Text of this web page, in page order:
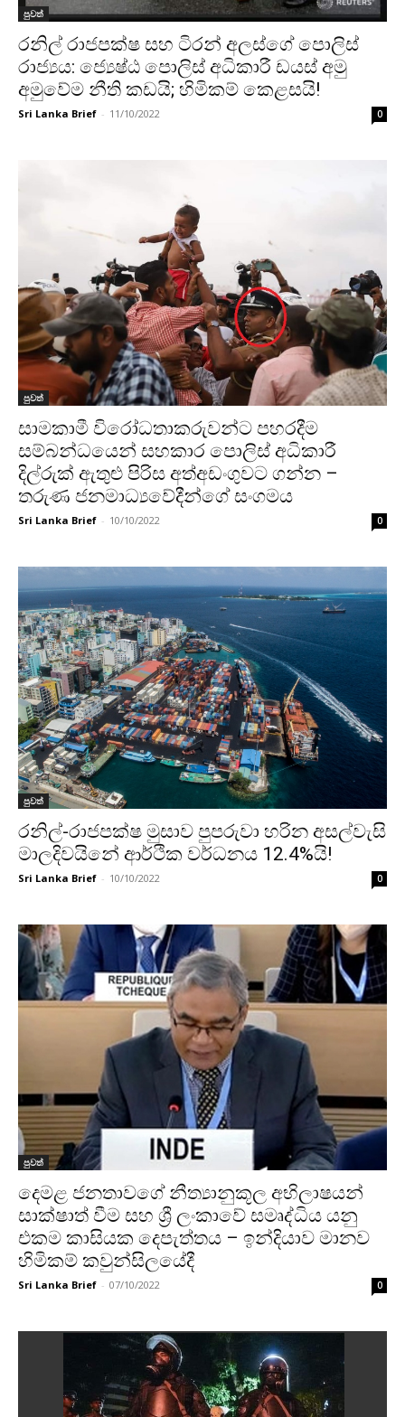
පුවත්
රනිල් රාජපක්ෂ සහ ටිරන් අලස්ගේ පොලිස්
රාජ්‍යය: ජ්‍යෙෂ්ඨ පොලිස් අධිකාරී ඩයස් අමු
අමුවේම නීති කඩයි; හිමිකම් කෙළසයි!
Sri Lanka Brief - 11/10/2022 0
පුවත්
සාමකාමී විරෝධතාකරුවන්ට පහරදීම
සම්බන්ධයෙන් සහකාර පොලිස් අධිකාරී
දිල්රුක් ඇතුළු පිරිස අත්අඩංගුවට ගන්න –
තරුණ ජනමාධ්‍යවේදීන්ගේ සංගමය
Sri Lanka Brief - 10/10/2022 0
පුවත්
රනිල්-රාජපක්ෂ මුසාව පුපරුවා හරින අසල්වැසි
මාලදිවයිනේ ආර්ථික වර්ධනය 12.4%යි!
Sri Lanka Brief - 10/10/2022 0
පුවත්
දෙමළ ජනතාවගේ නීත්‍යානුකූල අභිලාෂයන්
සාක්ෂාත් වීම සහ ශ්‍රී ලංකාවේ සමෘද්ධිය යනු
එකම කාසියක දෙපැත්තය – ඉන්දියාව මානව
හිමිකම් කවුන්සිලයේදී
Sri Lanka Brief - 07/10/2022 0